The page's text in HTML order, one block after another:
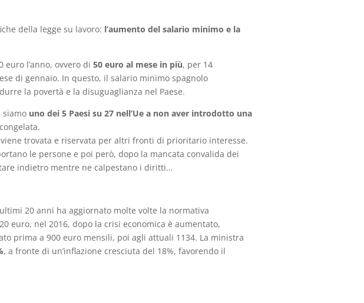
della legge su lavoro: l’aumento del salario minimo e la
euro l’anno, ovvero di50 euro al mese in più, per 14
di gennaio. In questo, il salario minimo spagnolo
la povertà e la disuguaglianza nel Paese.
siamo uno dei 5 Paesi su 27 nell’Ue a non aver introdotto una
trovata e riservata per altri fronti di prioritario interesse.
le persone e poi però, dopo la mancata convalida dei
indietro mentre ne calpestano i diritti…
20 anni ha aggiornato molte volte la normativa
euro, nel 2016, dopo la crisi economica è aumentato,
prima a 900 euro mensili, poi agli attuali 1134. La ministra
, a fronte di un’inflazione cresciuta del 18%, favorendo il